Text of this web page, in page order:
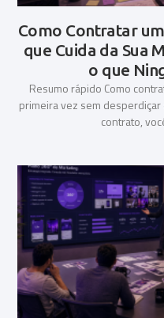
Como Contratar
que Cuida da Sua
o que
Resumo rápido Como
primeira vez sem
contrato,